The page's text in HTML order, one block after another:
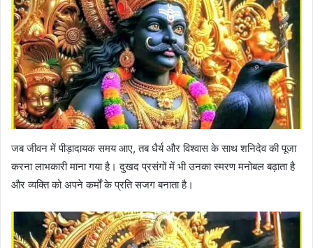
जब जीवन में पीड़ादायक समय आए, तब धैर्य और विश्वास के साथ शनिदेव की पूजा
करना लाभकारी माना गया है। दुखद प्रसंगों में भी उनका स्मरण मनोबल बढ़ाता है
और व्यक्ति को अपने कर्मों के प्रति सजग बनाता है।